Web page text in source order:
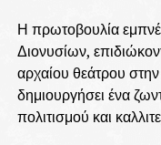
Η πρωτοβουλία
Διονυσίων,
αρχαίου θεάτρου
δημιουργήσει ένα
πολιτισμού και